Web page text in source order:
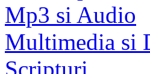
Mp3 si Audio
Multimedia si